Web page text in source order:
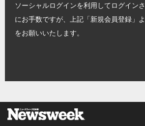
ソーシャルログインを利用してログイン
にお手数ですが、上記「新規会員登録」
をお願いいたします。